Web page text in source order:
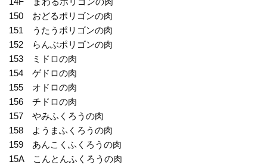
150 おどるポリゴンの肉
151 うたうポリゴンの肉
152 らんぶポリゴンの肉
153 ミドロの肉
154 ゲドロの肉
155 オドロの肉
156 チドロの肉
157 やみふくろうの肉
158 ようまふくろうの肉
159 あんこくふくろうの肉
15A こんとんふくろうの肉